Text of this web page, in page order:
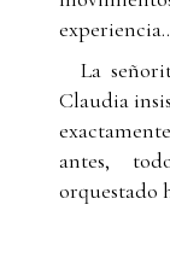
La
Claudia
antes,
orquestado